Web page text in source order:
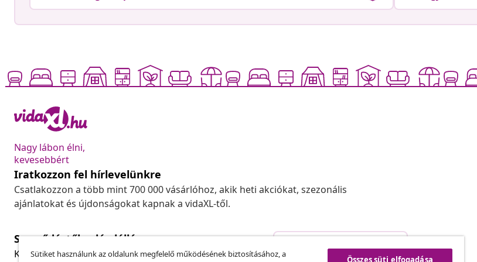
Nagy lábon élni,
kevesebbért
Iratkozzon fel hírlevelünkre
Csatlakozzon a több mint 700 000 vásárlóhoz, akik heti akciókat, szezonális
ajánlatokat és újdonságokat kapnak a vidaXL-től.
Szerződéstől való elállás
Küldj be egy rendelés lemondására vonatkozó kérelmet.
Szerződéstől való elállás
Sütiket használunk az oldalunk megfelelő működésének biztosításához, a
Összes süti elfogadása